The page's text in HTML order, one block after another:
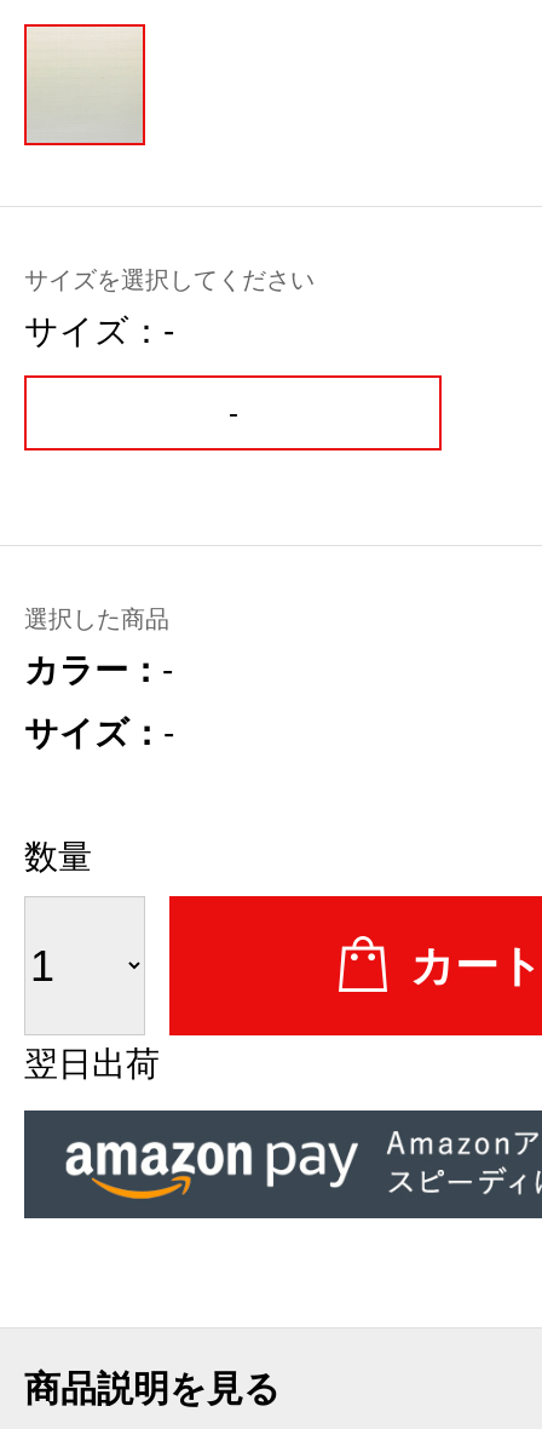
サイズを選択してください
サイズ： -
-
選択した商品
カラー： -
サイズ： -
数量
翌日出荷
商品説明を見る